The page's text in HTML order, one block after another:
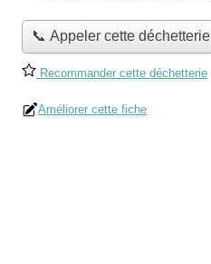
📞 Appeler cette déchetterie
Recommander cette déchetterie
Améliorer cette fiche